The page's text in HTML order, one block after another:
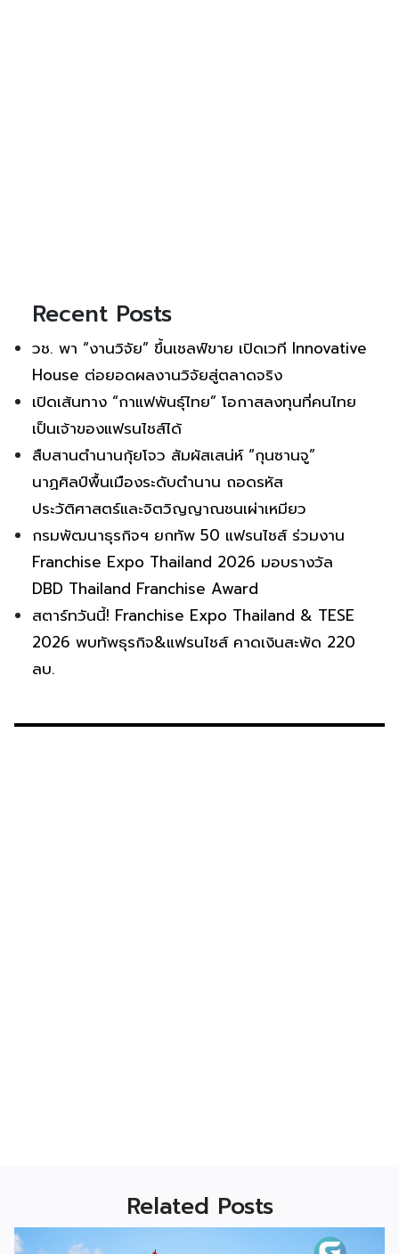
Recent Posts
วช. พา “งานวิจัย” ขึ้นเชลฟ์ขาย เปิดเวที Innovative
House ต่อยอดผลงานวิจัยสู่ตลาดจริง
เปิดเส้นทาง “กาแฟพันธุ์ไทย” โอกาสลงทุนที่คนไทย
เป็นเจ้าของแฟรนไชส์ได้
สืบสานตำนานกุ้ยโจว สัมผัสเสน่ห์ “กุนซานจู”
นาฏศิลป์พื้นเมืองระดับตำนาน ถอดรหัส
ประวัติศาสตร์และจิตวิญญาณชนเผ่าเหมียว
กรมพัฒนาธุรกิจฯ ยกทัพ 50 แฟรนไชส์ ร่วมงาน
Franchise Expo Thailand 2026 มอบรางวัล
DBD Thailand Franchise Award
สตาร์ทวันนี้! Franchise Expo Thailand & TESE
2026 พบทัพธุรกิจ&แฟรนไชส์ คาดเงินสะพัด 220
ลบ.
Related Posts